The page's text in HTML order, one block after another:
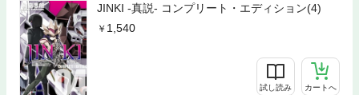
JINKI -真説- コンプリート・エディション(4)
1,540
試し読み カートへ